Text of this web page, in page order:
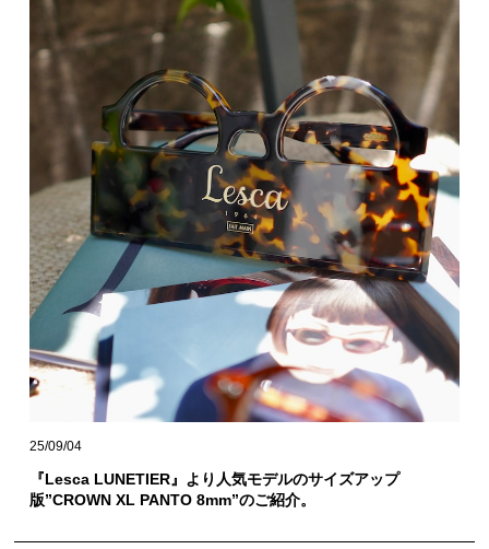
25/09/04
『Lesca LUNETIER』より人気モデルのサイズアップ
版”CROWN XL PANTO 8mm”のご紹介。